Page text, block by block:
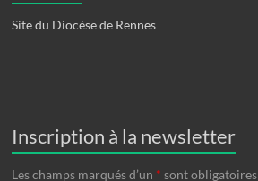
Site du Diocèse de Rennes
Inscription à la newsletter
Les champs marqués d’un * sont obligatoires